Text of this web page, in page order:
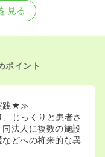
見る
ポイント
践★≫
じっくりと患者さ
法人に複数の施設
どへの将来的な異